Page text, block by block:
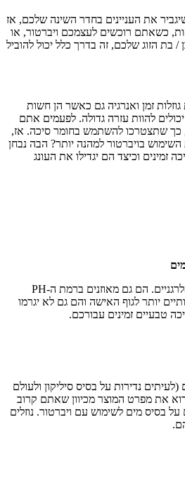
את העניינים בחדר השינה שלכם, אז
כשאתם רוכשים לעצמכם ויברטור, או
הזוג שלכם, זה בדרך כלל יכול להוביל
זמן ואנרגיה גם כאשר הן חשות
להוות עזרה גדולה. לפעמים אתם
כך שתצטרכו להשתמש בחומר סיכה. אז,
בויברטור למהנה יותר? הבה נבחן
זמינים וכיצד הם יגדילו את העונג
חומרי סיכה מסוג זה הם היפואלרגניים. הם גם מאוזנים ברמת ה-PH
יותר לגוף האישה והם גם לא יגרמו
טבעיים זמינים עבורכם.
נדירות על בסיס סיליקון ולעולם
את מפרט המוצר מכיוון שאתם קרוב
בסיס מים לשימוש עם ויברטור. נוזלים